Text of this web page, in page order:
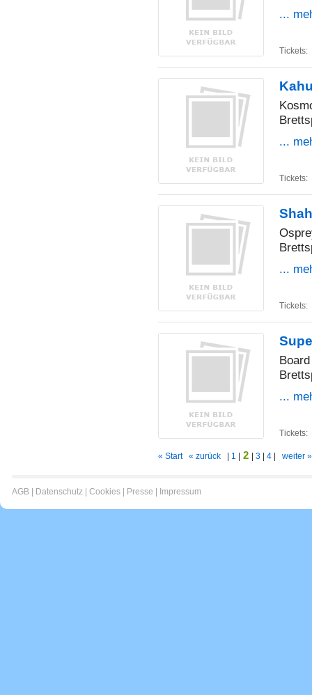
...
Tickets:
...
Tickets:
...
Tickets:
...
Tickets:
« Start « zurück 1 2 3 4 weiter »
AGB Datenschutz Cookies Presse Impressum